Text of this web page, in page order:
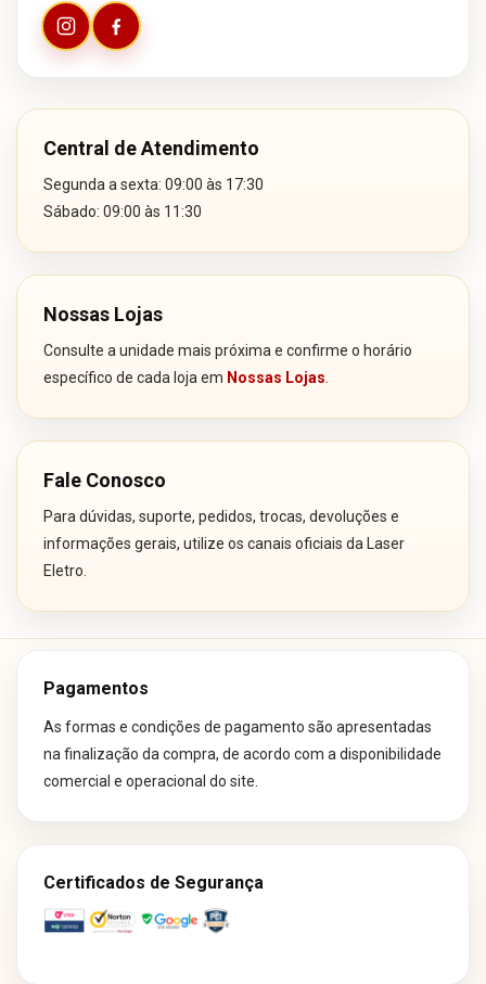
Central de Atendimento
Segunda a sexta: 09:00 às 17:30
Sábado: 09:00 às 11:30
Nossas Lojas
Consulte a unidade mais próxima e confirme o horário
específico de cada loja em Nossas Lojas
Fale Conosco
Para dúvidas, suporte, pedidos, trocas, devoluções e
informações gerais, utilize os canais oficiais da Laser
Eletro.
Pagamentos
As formas e condições de pagamento são apresentadas
na finalização da compra, de acordo com a disponibilidade
comercial e operacional do site.
Certificados de Segurança